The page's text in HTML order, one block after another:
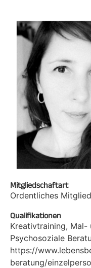
Mitgliedschaftart
Ordentliches Mitglied
Qualifikationen
Kreativtraining, Mal-
Psychosoziale
https://
beratung/